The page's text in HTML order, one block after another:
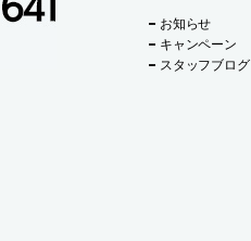
お知らせ
キャンペーン
スタッフブログ